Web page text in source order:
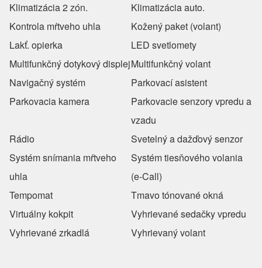
Klimatizácia 2 zón.
Klimatizácia auto.
Kontrola mŕtveho uhla
Kožený paket (volant)
Lakť. opierka
LED svetlomety
Multifunkčný dotykový displejMultifunkčný volant
Navigačný systém
Parkovací asistent
Parkovacia kamera
Parkovacie senzory vpredu a
vzadu
Rádio
Svetelný a dažďový senzor
Systém snímania mŕtveho
uhla
Systém tiesňového volania
(e-Call)
Tempomat
Tmavo tónované okná
Virtuálny kokpit
Vyhrievané sedačky vpredu
Vyhrievané zrkadlá
Vyhrievaný volant